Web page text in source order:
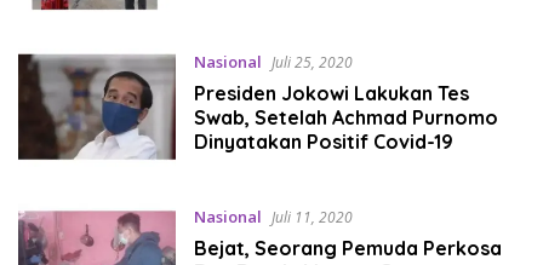
Nasional Juli 25, 2020
Presiden Jokowi Lakukan Tes
Swab, Setelah Achmad Purnomo
Dinyatakan Positif Covid-19
Nasional Juli 11, 2020
Bejat, Seorang Pemuda Perkosa